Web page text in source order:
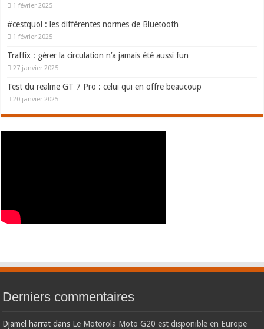
1 février 2025
#cestquoi : les différentes normes de Bluetooth
1 février 2025
Traffix : gérer la circulation n’a jamais été aussi fun
27 janvier 2025
Test du realme GT 7 Pro : celui qui en offre beaucoup
20 janvier 2025
Derniers commentaires
Djamel harrat dans Le Motorola Moto G20 est disponible en Europe